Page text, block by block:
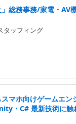
」総務事務/家電・AV
タッフィング
マホ向けゲームエン
・C# 最新技術に触